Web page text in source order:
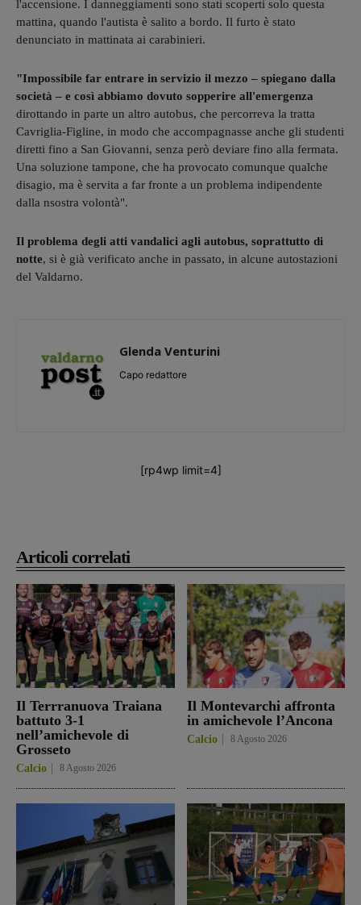
Articoli correlati
Il Terrranuova Traiana
battuto 3-1
nell’amichevole di
Grosseto
Calcio 8 Agosto 2026
Il Montevarchi affronta
in amichevole l’Ancona
Calcio 8 Agosto 2026
l'accensione. I danneggiamenti sono stati scoperti solo questa
mattina, quando l'autista è salito a bordo. Il furto è stato
denunciato in mattinata ai carabinieri.
"Impossibile far entrare in servizio il mezzo – spiegano dalla
società – e così abbiamo dovuto sopperire all'emergenza
dirottando in parte un altro autobus, che percorreva la tratta
Cavriglia-Figline, in modo che accompagnasse anche gli studenti
diretti fino a San Giovanni, senza però deviare fino alla fermata.
Una soluzione tampone, che ha provocato comunque qualche
disagio, ma è servita a far fronte a un problema indipendente
dalla nsostra volontà".
Il problema degli atti vandalici agli autobus, soprattutto di
notte, si è già verificato anche in passato, in alcune autostazioni
del Valdarno.
Glenda Venturini
Capo redattore
[rp4wp limit=4]